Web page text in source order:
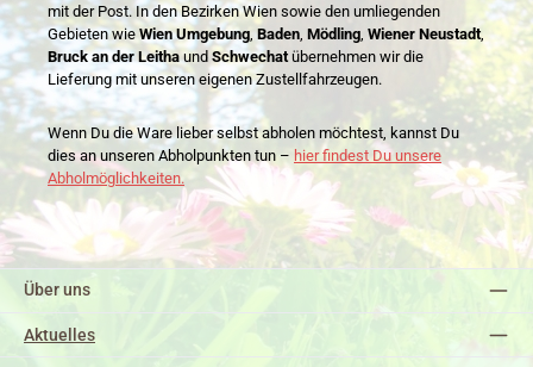
mit der Post. In den Bezirken Wien sowie den umliegenden
Gebieten wie Wien Umgebung, Baden, Mödling, Wiener Neustadt,
Bruck an der Leithaund Schwechatübernehmen wir die
Lieferung mit unseren eigenen Zustellfahrzeugen.
Wenn Du die Ware lieber selbst abholen möchtest, kannst Du
dies an unseren Abholpunkten tun – hier findest Du unsere
Abholmöglichkeiten.
Über uns
Aktuelles